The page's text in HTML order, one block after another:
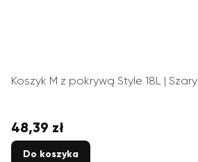
Koszyk M z pokrywą Style 18L | Szary
Cena
48,39 zł
Do koszyka